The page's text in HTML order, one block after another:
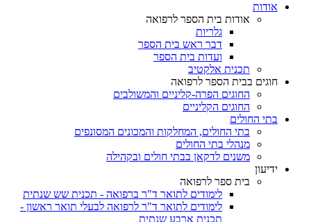
אודות
אודות בית הספר לרפואה
גלריות
דבר ראש בית הספר
ועדות בית הספר
תכנית אלקטיב
חוגים בבית הספר לרפואה
החוגים הפרה-קליניים והמשולבים
החוגים הקליניים
בתי החולים
בתי החולים, המחלקות והמכונים המסונפים
מנהלי בתי החולים
משנים לדקאן בבתי חולים ובקהילה
ידיעון
בית ספר לרפואה
לימודים לתואר ד"ר ברפואה - תכנית שש שנתית
לימודים לתואר ד"ר לרפואה לבעלי תואר ראשון -
תכנית ארבע שנתית